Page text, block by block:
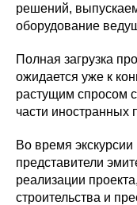
решений,
оборудование
Полная загрузка
ожидается уже к
растущим спросом
части иностранных
Во время
представители
реализации
строительства и